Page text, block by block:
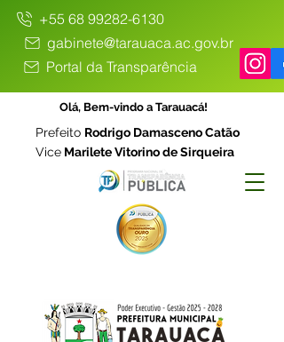
+55 68 99282-6130
gabinete@tarauaca.ac.gov.br
Portal da Transparência
Olá, Bem-vindo a Tarauacá!
Prefeito Rodrigo Damasceno Catão
Vice Marilete Vitorino de Sirqueira